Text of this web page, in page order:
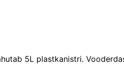
5L plastkanistri.